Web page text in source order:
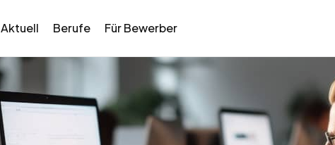
Aktuell Berufe Für Bewerber